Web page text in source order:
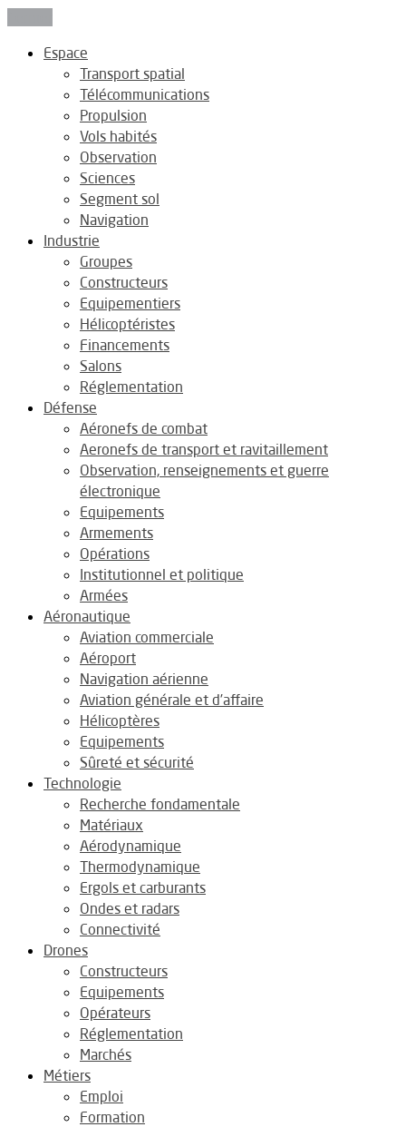
Espace
Transport spatial
Télécommunications
Propulsion
Vols habités
Observation
Sciences
Segment sol
Navigation
Industrie
Groupes
Constructeurs
Equipementiers
Hélicoptéristes
Financements
Salons
Réglementation
Défense
Aéronefs de combat
Aeronefs de transport et ravitaillement
Observation, renseignements et guerre
électronique
Equipements
Armements
Opérations
Institutionnel et politique
Armées
Aéronautique
Aviation commerciale
Aéroport
Navigation aérienne
Aviation générale et d’affaire
Hélicoptères
Equipements
Sûreté et sécurité
Technologie
Recherche fondamentale
Matériaux
Aérodynamique
Thermodynamique
Ergols et carburants
Ondes et radars
Connectivité
Drones
Constructeurs
Equipements
Opérateurs
Réglementation
Marchés
Métiers
Emploi
Formation